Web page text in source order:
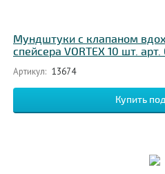
Мундштуки с клапаном
спейсера VORTEX 10 шт. арт.
Артикул: 13674